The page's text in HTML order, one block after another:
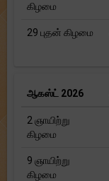
கிழமை
29 புதன் கிழமை
ஆகஸ்ட் 2026
2 ஞாயிற்று
கிழமை
9 ஞாயிற்று
கிழமை